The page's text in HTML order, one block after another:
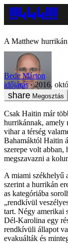
A Matthew
Bede Márton
időjárás
2016.
Megosztás
Csak Haitin már
hurrikánnak, amely
vihar a térség
Bahamáktól Haitin
szerepe volt abban,
megszavazni a
A miami székhelyű
szerint a hurrikán
as kategóriába
„rendkívül
tart. Négy amerikai
Dél-Karolina egy
rendkívüli állapot
evakuálták és